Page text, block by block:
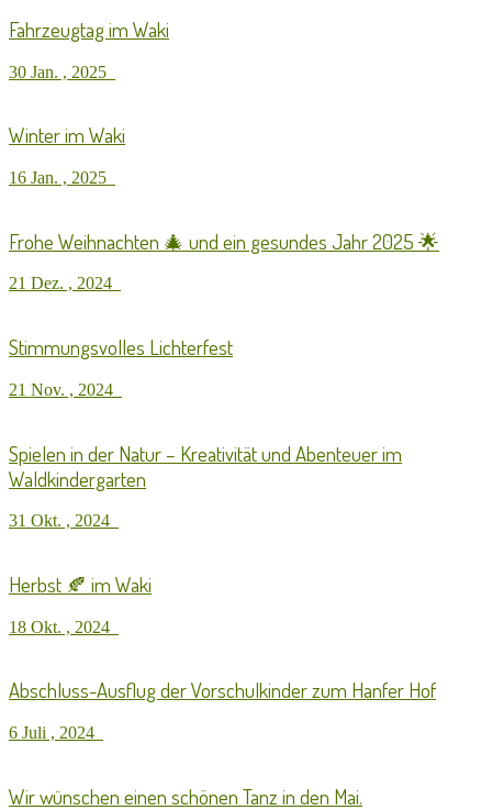
Fahrzeugtag im Waki
30 Jan. , 2025
Winter im Waki
16 Jan. , 2025
Frohe Weihnachten 🎄 und ein gesundes Jahr 2025 🌟
21 Dez. , 2024
Stimmungsvolles Lichterfest
21 Nov. , 2024
Spielen in der Natur – Kreativität und Abenteuer im
Waldkindergarten
31 Okt. , 2024
Herbst 🍂 im Waki
18 Okt. , 2024
Abschluss-Ausflug der Vorschulkinder zum Hanfer Hof
6 Juli , 2024
Wir wünschen einen schönen Tanz in den Mai.